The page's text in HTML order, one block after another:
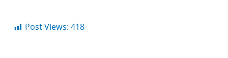
Post Views: 418